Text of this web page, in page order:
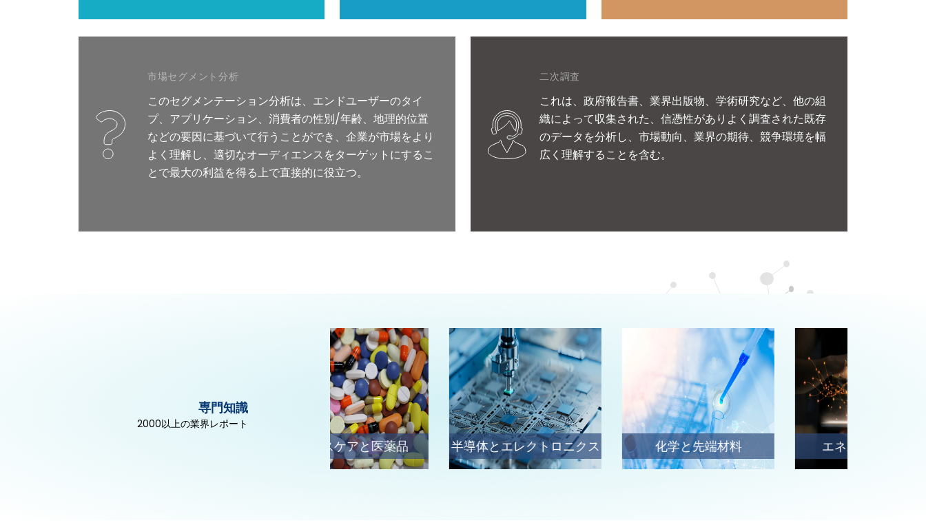
市場セグメント分析
このセグメンテーション分析は、エンドユーザーのタイ
プ、アプリケーション、消費者の性別/年齢、地理的位置
などの要因に基づいて行うことができ、企業が市場をより
よく理解し、適切なオーディエンスをターゲットにするこ
とで最大の利益を得る上で直接的に役立つ。
二次調査
これは、政府報告書、業界出版物、学術研究など、他の組
織によって収集された、信憑性がありよく調査された既存
のデータを分析し、市場動向、業界の期待、競争環境を幅
広く理解することを含む。
専門知識
2000以上の業界レポート
半導体とエレクトロニクス 化学と先端材料 エネルギーと電力